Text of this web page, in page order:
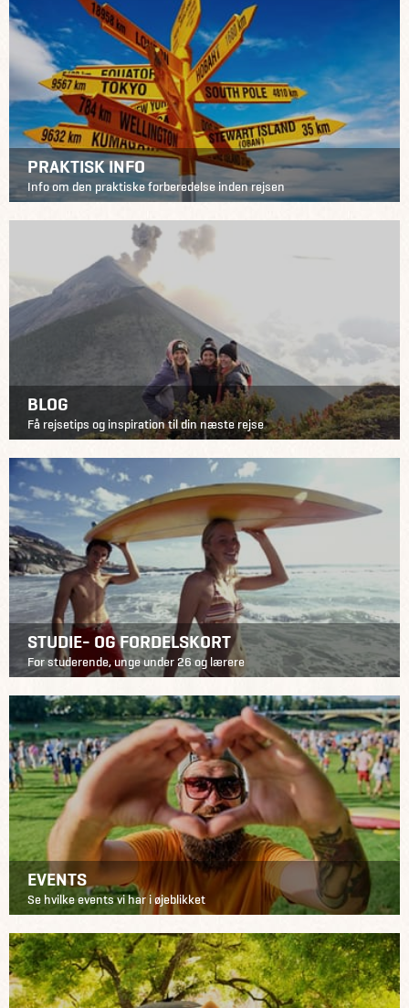
PRAKTISK INFO
Info om den praktiske forberedelse inden rejsen
BLOG
Få rejsetips og inspiration til din næste rejse
STUDIE- OG FORDELSKORT
For studerende, unge under 26 og lærere
EVENTS
Se hvilke events vi har i øjeblikket